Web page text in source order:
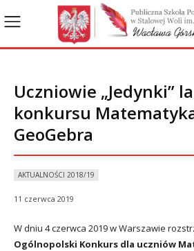
Uczniowie „Jedynki”
konkursu
GeoGebra
AKTUALNOŚCI 2018/19
11 czerwca 2019
W dniu 4 czerwca 2019 w Warszawie
Ogólnopolski Konkurs dla uczniów